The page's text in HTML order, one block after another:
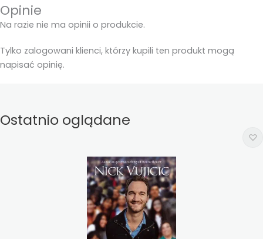
Opinie
Na razie nie ma opinii o produkcie.
Tylko zalogowani klienci, którzy kupili ten produkt mogą
napisać opinię.
Ostatnio oglądane